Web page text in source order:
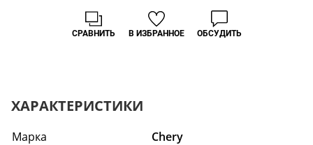
В ИЗБРАННОЕ
СРАВНИТЬ ОБСУДИТЬ
ХАРАКТЕРИСТИКИ
Марка
Chery